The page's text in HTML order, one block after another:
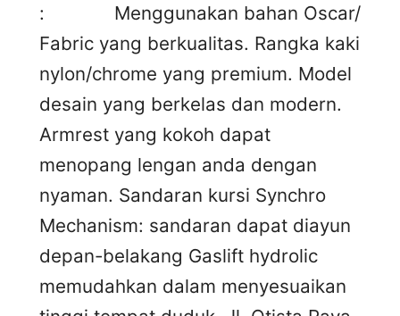
: Menggunakan bahan Oscar/
Fabric yang berkualitas. Rangka kaki
nylon/chrome yang premium. Model
desain yang berkelas dan modern.
Armrest yang kokoh dapat
menopang lengan anda dengan
nyaman. Sandaran kursi Synchro
Mechanism: sandaran dapat diayun
depan-belakang Gaslift hydrolic
memudahkan dalam menyesuaikan